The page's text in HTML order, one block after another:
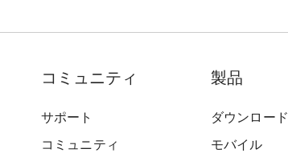
コミュニティ
サポート
コミュニティ
製品
ダウンロード
モバイル